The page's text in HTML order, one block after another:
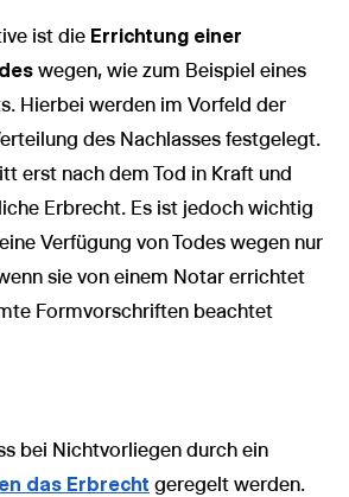
ist die Errichtung einer
wegen, wie zum Beispiel eines
Hierbei werden im Vorfeld der
des Nachlasses festgelegt.
erst nach dem Tod in Kraft und
Erbrecht. Es ist jedoch wichtig
Verfügung von Todes wegen nur
sie von einem Notar errichtet
Formvorschriften beachtet
bei Nichtvorliegen durch ein
das Erbrecht geregelt werden.